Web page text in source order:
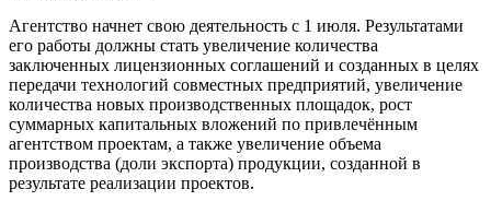
Агентство начнет свою деятельность с 1 июля. Результатами
его работы должны стать увеличение количества
заключенных лицензионных соглашений и созданных в целях
передачи технологий совместных предприятий, увеличение
количества новых производственных площадок, рост
суммарных капитальных вложений по привлечённым
агентством проектам, а также увеличение объема
производства (доли экспорта) продукции, созданной в
результате реализации проектов.